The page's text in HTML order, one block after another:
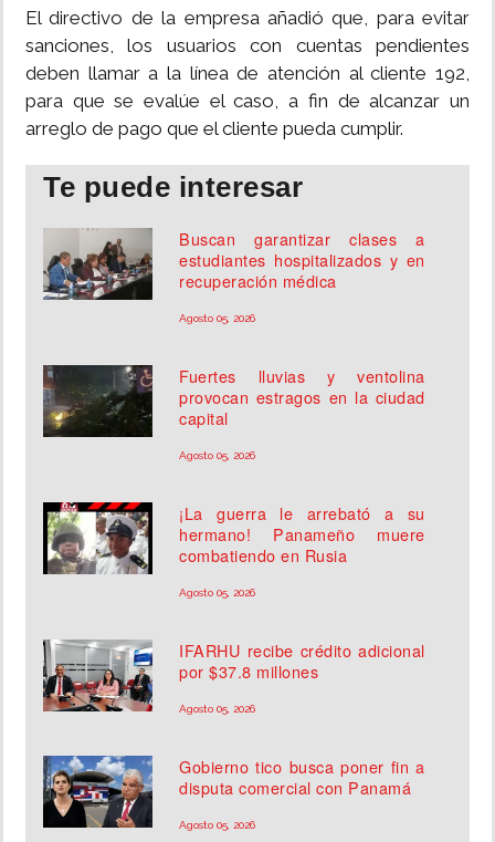
El directivo de la empresa añadió que, para evitar
sanciones, los usuarios con cuentas pendientes
deben llamar a la línea de atención al cliente 192,
para que se evalúe el caso, a fin de alcanzar un
arreglo de pago que el cliente pueda cumplir.
Te puede interesar
Buscan garantizar clases a
estudiantes hospitalizados y en
recuperación médica
Agosto 05, 2026
Fuertes lluvias y ventolina
provocan estragos en la ciudad
capital
Agosto 05, 2026
¡La guerra le arrebató a su
hermano! Panameño muere
combatiendo en Rusia
Agosto 05, 2026
IFARHU recibe crédito adicional
por $37.8 millones
Agosto 05, 2026
Gobierno tico busca poner fin a
disputa comercial con Panamá
Agosto 05, 2026